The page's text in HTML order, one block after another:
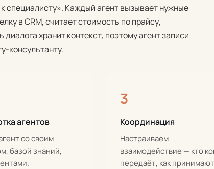
специалисту». Каждый агент вызывает нужные
в CRM, считает стоимость по прайсу,
хранит контекст, поэтому агент записи
консультанту.
агентов
со своим
базой знаний,
3
Координация
Настраиваем
взаимодействие — кто
передаёт, как